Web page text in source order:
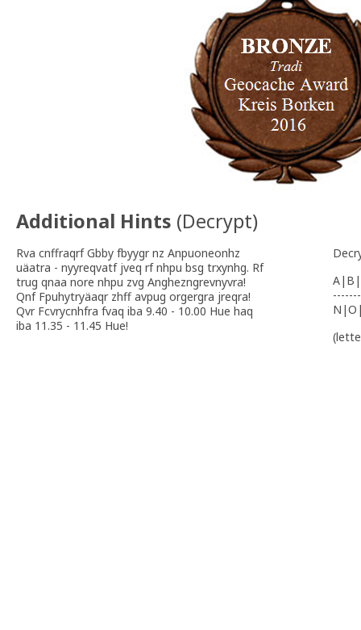
Additional Hints (Decrypt)
Rva cnffraqrf Gbby fbyygr nz Anpuoneonhz
uäatra - nyyreqvatf jveq rf nhpu bsg trxynhg. Rf
trug qnaa nore nhpu zvg Anghezngrevnyvra!
Qnf Fpuhytryäaqr zhff avpug orgergra jreqra!
Qvr Fcvrycnhfra fvaq iba 9.40 - 10.00 Hue haq
iba 11.35 - 11.45 Hue!